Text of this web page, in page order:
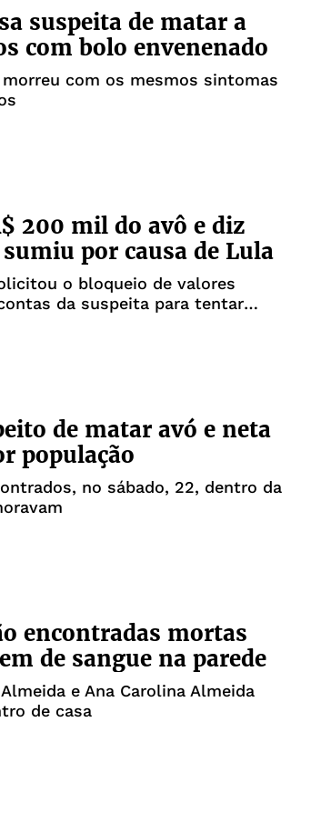
suspeita de matar a
com bolo envenenado
com os mesmos sintomas
200 mil do avô e diz
por causa de Lula
o bloqueio de valores
da suspeita para tentar
de matar avó e neta
população
no sábado, 22, dentro da
encontradas mortas
de sangue na parede
e Ana Carolina Almeida
de casa